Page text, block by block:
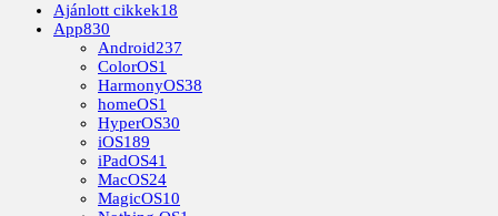
Ajánlott cikkek18
App830
Android237
ColorOS1
HarmonyOS38
homeOS1
HyperOS30
iOS189
iPadOS41
MacOS24
MagicOS10